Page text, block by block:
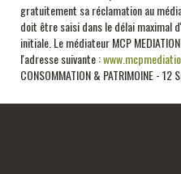
gratuitement sa réclamation au
doit être saisi dans le délai maximal
initiale. Le médiateur MCP
l'adresse suivante :
CONSOMMATION & PATRIMOINE -